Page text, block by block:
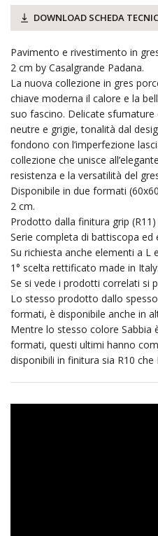
DOWNLOAD SCHEDA
Pavimento e rivestimento in
2 cm by Casalgrande Padana.
La nuova collezione in gres
chiave moderna il calore e la
suo fascino. Delicate
neutre e grigie, tonalità dal
fondono con l’imperfezione
collezione che unisce
resistenza e la versatilità del
Disponibile in due formati
2 cm.
Prodotto dalla finitura grip
Serie completa di battiscopa ed
Su richiesta anche elementi a L
1° scelta rettificato made in Italy.
Se si vede i prodotti correlati si
Lo stesso prodotto dallo
formati, è disponibile anche in
Mentre lo stesso colore Sabbia
formati, questi ultimi hanno
disponibili in finitura sia R10 che